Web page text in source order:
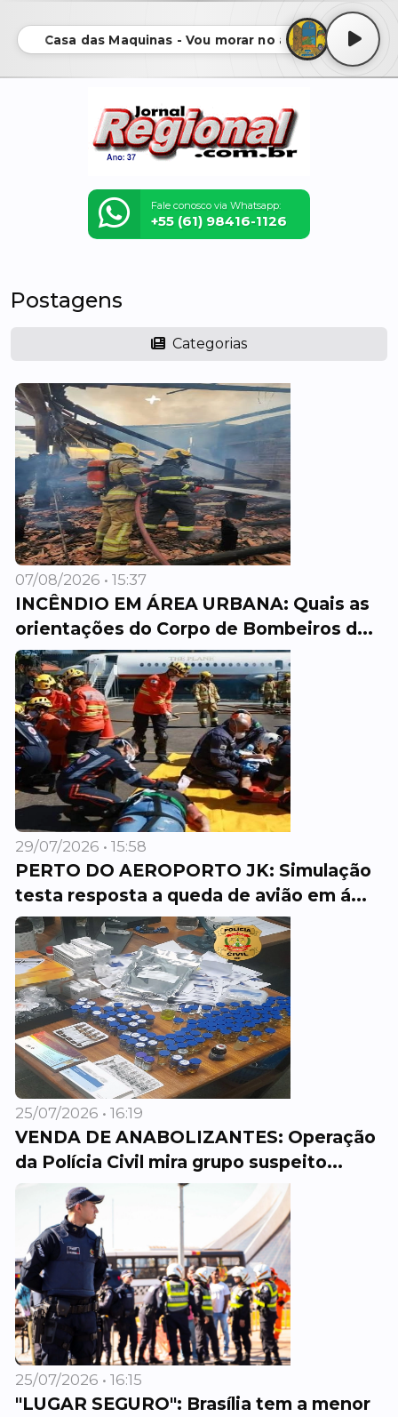
Casa das Maquinas - Vou morar no ar
Fale conosco via Whatsapp:
+55 (61) 98416-1126
Postagens
Categorias
07/08/2026 • 15:37
INCÊNDIO EM ÁREA URBANA: Quais as
orientações do Corpo de Bombeiros d...
29/07/2026 • 15:58
PERTO DO AEROPORTO JK: Simulação
testa resposta a queda de avião em á...
25/07/2026 • 16:19
VENDA DE ANABOLIZANTES: Operação
da Polícia Civil mira grupo suspeito...
25/07/2026 • 16:15
"LUGAR SEGURO": Brasília tem a menor